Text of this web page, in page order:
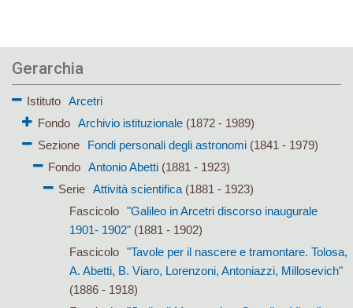
Gerarchia
Istituto
Arcetri
Fondo
Archivio istituzionale(1872 - 1989)
Sezione
Fondi personali degli astronomi(1841 - 1979)
Fondo Antonio Abetti(1881 - 1923)
Serie
Attività scientifica (1881 - 1923)
Fascicolo
"Galileo in Arcetri discorso inaugurale
1901- 1902"(1881 - 1902)
Fascicolo
"Tavole per il nascere e tramontare. Tolosa,
A. Abetti, B. Viaro, Lorenzoni, Antoniazzi, Millosevich"
(1886 - 1918)